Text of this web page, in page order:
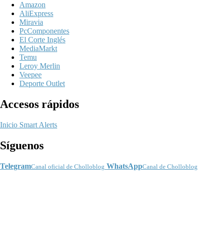
Amazon
AliExpress
Miravia
PcComponentes
El Corte Inglés
MediaMarkt
Temu
Leroy Merlin
Veepee
Deporte Outlet
Accesos rápidos
Inicio Smart Alerts
Síguenos
TelegramCanal oficial de Cholloblog WhatsAppCanal de Cholloblog